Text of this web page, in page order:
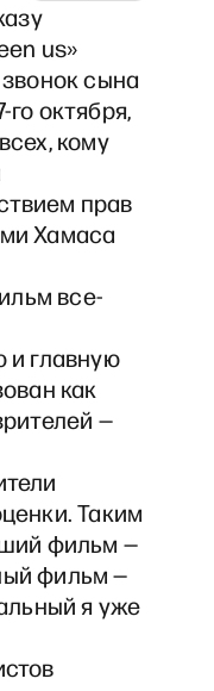
us»
сына
октября,
кому
прав
Хамаса
все-
и главную
как
—
Таким
фильм —
фильм —
я уже